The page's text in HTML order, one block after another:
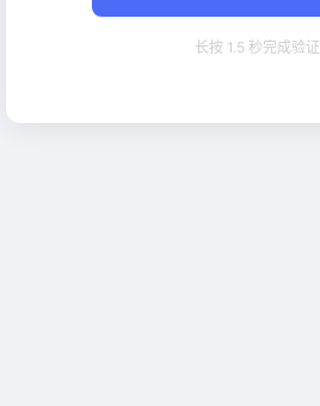
长按 1.5 秒完成验证